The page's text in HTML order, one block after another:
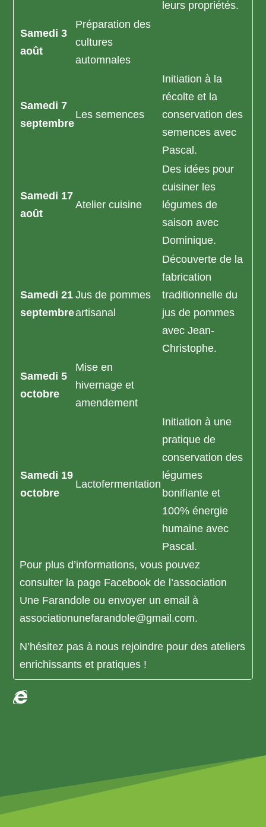
leurs propriétés.
Samedi 3
août
Préparation des
cultures
automnales
Samedi 7
septembre
Les semences
Initiation à la
récolte et la
conservation des
semences avec
Pascal.
Samedi 17
août
Atelier cuisine
Des idées pour
cuisiner les
légumes de
saison avec
Dominique.
Samedi 21
septembre
Jus de pommes
artisanal
Découverte de la
fabrication
traditionnelle du
jus de pommes
avec Jean-
Christophe.
Samedi 5
octobre
Mise en
hivernage et
amendement
Samedi 19
octobre
Lactofermentation
Initiation à une
pratique de
conservation des
légumes
bonifiante et
100% énergie
humaine avec
Pascal.
Pour plus d’informations, vous pouvez
consulter la page Facebook de l’association
Une Farandole ou envoyer un email à
associationunefarandole@gmail.com.
N’hésitez pas à nous rejoindre pour des ateliers
enrichissants et pratiques !
